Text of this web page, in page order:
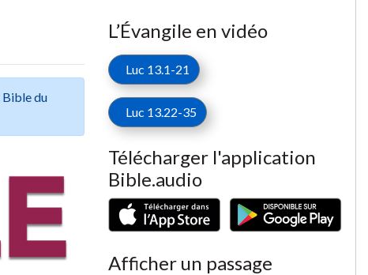
Bible du
L’Évangile en vidéo
Luc 13.1-21
Luc 13.22-35
Télécharger l'application
Bible.audio
Afficher un passage